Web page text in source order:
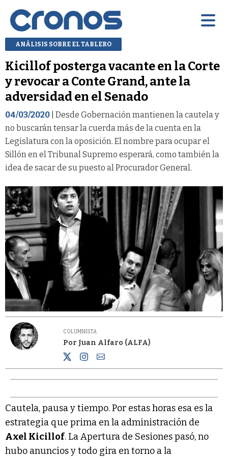
ANÁLISIS SOBRE EL TABLERO
Kicillof posterga vacante en la Corte
y revocar a Conte Grand, ante la
adversidad en el Senado
04/03/2020 | Desde Gobernación mantienen la cautela y
no buscarán tensar la cuerda más de la cuenta en la
Legislatura con la oposición. El nombre para ocupar el
Sillón en el Tribunal Supremo esperará, como también la
idea de sacar de su puesto al Procurador General.
COLUMNISTA
Por Juan Alfaro (ALFA)
Cautela, pausa y tiempo. Por estas horas esa es la
estrategia que prima en la administración de
Axel Kicillof. La Apertura de Sesiones pasó, no
hubo anuncios y todo gira en torno a la